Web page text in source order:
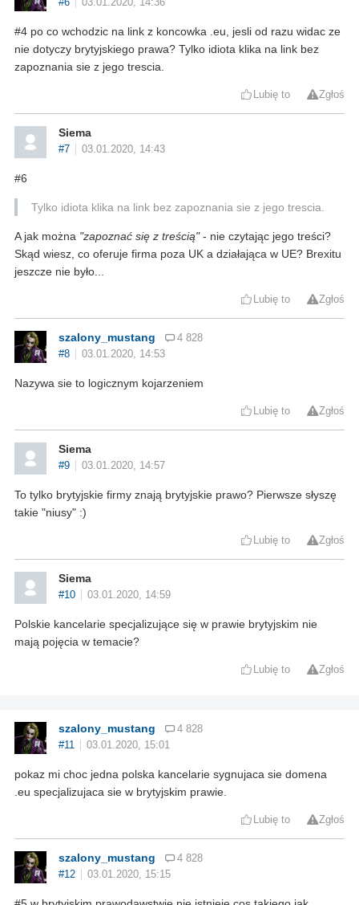
#6 03.01.2020, 14:36
#4 po co wchodzic na link z koncowka .eu, jesli od razu widac ze
nie dotyczy brytyjskiego prawa? Tylko idiota klika na link bez
zapoznania sie z jego trescia.
Lubię to Zgłoś
Siema
#7 03.01.2020, 14:43
#6
Tylko idiota klika na link bez zapoznania sie z jego trescia.
A jak można "zapoznać się z treścią"- nie czytając jego treści?
Skąd wiesz, co oferuje firma poza UK a działająca w UE? Brexitu
jeszcze nie było...
Lubię to Zgłoś
szalony_mustang
4 828
#8
03.01.2020, 14:53
Nazywa sie to logicznym kojarzeniem
Lubię to Zgłoś
Siema
#9 03.01.2020, 14:57
To tylko brytyjskie firmy znają brytyjskie prawo? Pierwsze słyszę
takie "niusy" :)
Lubię to Zgłoś
Siema
#10 03.01.2020, 14:59
Polskie kancelarie specjalizujące się w prawie brytyjskim nie
mają pojęcia w temacie?
Lubię to Zgłoś
szalony_mustang
4 828
#11
03.01.2020, 15:01
pokaz mi choc jedna polska kancelarie sygnujaca sie domena
.eu specjalizujaca sie w brytyjskim prawie.
Lubię to Zgłoś
szalony_mustang
4 828
#12
03.01.2020, 15:15